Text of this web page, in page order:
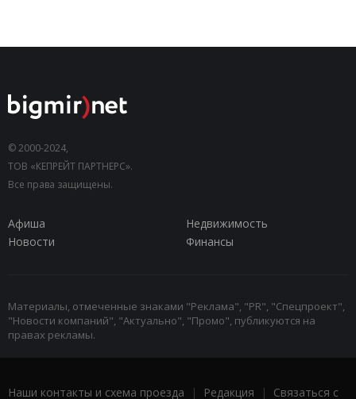
© 2000-2024,
ТОВ «КЕПРЕЙТ ПАРТНЕРС».
Все права защищены.
Афиша
Недвижимость
Новости
Финансы
Материалы, отмеченные знаками "Реклама", "PR", "Спецпроект",
"Новости компаний", "Актуально", "Промо", публикуются на
правах рекламы.
Наши контакты и схема проезда | Редакция | Связаться с